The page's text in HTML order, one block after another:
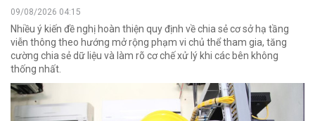
09/08/2026 04:15
Nhiều ý kiến đề nghị hoàn thiện quy định về chia sẻ cơ sở hạ tầng
viễn thông theo hướng mở rộng phạm vi chủ thể tham gia, tăng
cường chia sẻ dữ liệu và làm rõ cơ chế xử lý khi các bên không
thống nhất.